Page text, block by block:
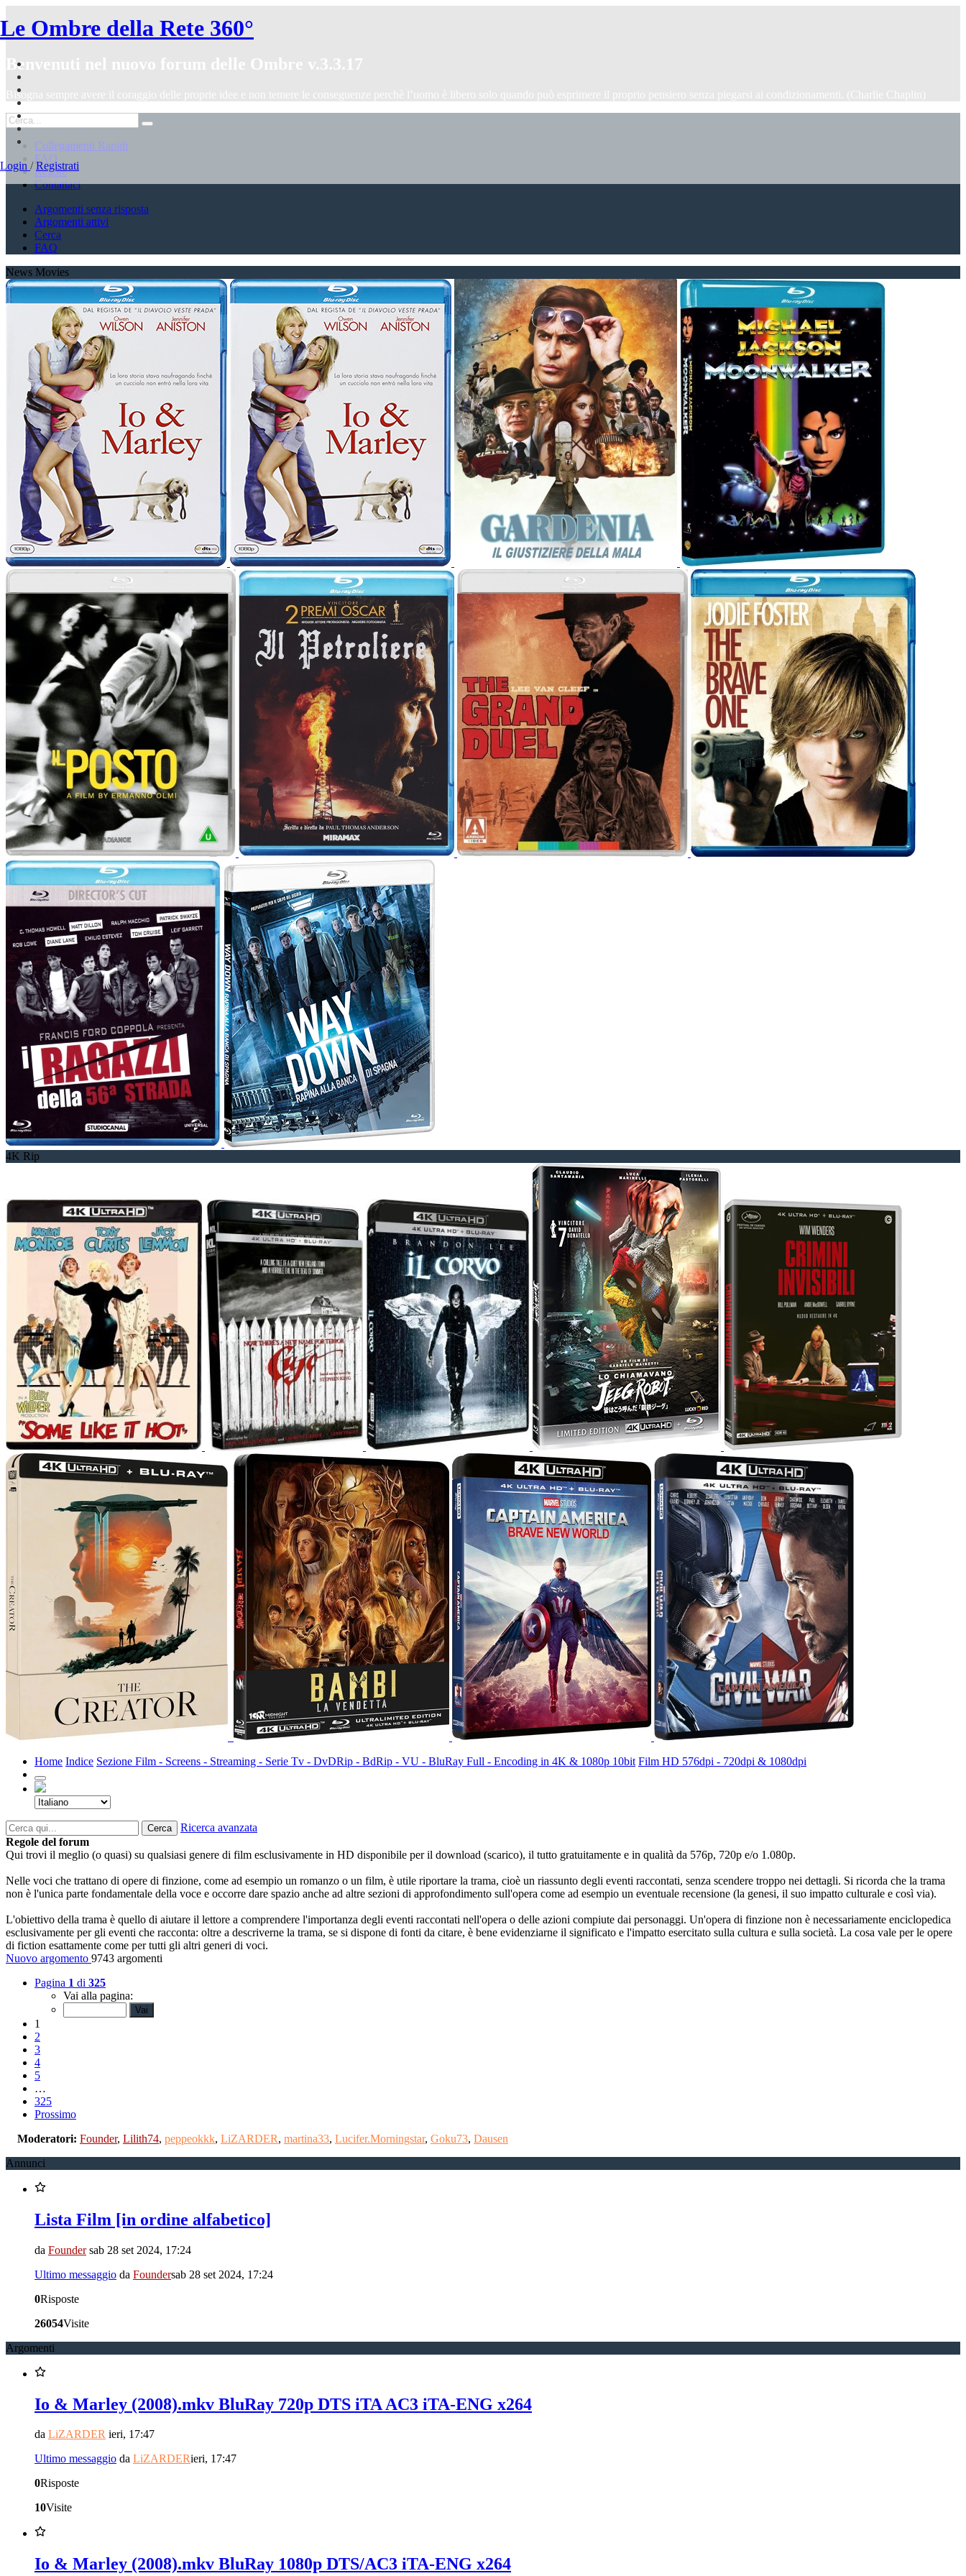
Le Ombre della Rete 360°
Login / Registrati
Benvenuti nel nuovo forum delle Ombre v.3.3.17
Bisogna sempre avere il coraggio delle proprie idee e non temere le conseguenze perchè l’uomo è libero solo quando può esprimere il proprio pensiero senza piegarsi ai condizionamenti. (Charlie Chaplin)
Collegamenti Rapidi
FAQ
Regole
Contattaci
Argomenti senza risposta
Argomenti attivi
Cerca
FAQ
News Movies
4K Rip
Home Indice Sezione Film - Screens - Streaming - Serie Tv - DvDRip - BdRip - VU - BluRay Full - Encoding in 4K & 1080p 10bit Film HD 576dpi - 720dpi & 1080dpi
Cerca
Ricerca avanzata
Regole del forum
Qui trovi il meglio (o quasi) su qualsiasi genere di film esclusivamente in HD disponibile per il download (scarico), il tutto gratuitamente e in qualità da 576p, 720p e/o 1.080p.
Nelle voci che trattano di opere di finzione, come ad esempio un romanzo o un film, è utile riportare la trama, cioè un riassunto degli eventi raccontati, senza scendere troppo nei dettagli. Si ricorda che la trama
non è l'unica parte fondamentale della voce e occorre dare spazio anche ad altre sezioni di approfondimento sull'opera come ad esempio un eventuale recensione (la genesi, il suo impatto culturale e così via).
L'obiettivo della trama è quello di aiutare il lettore a comprendere l'importanza degli eventi raccontati nell'opera o delle azioni compiute dai personaggi. Un'opera di finzione non è necessariamente enciclopedica
esclusivamente per gli eventi che racconta: oltre a descriverne la trama, se si dispone di fonti da citare, è bene evidenziarne il significato e l'impatto esercitato sulla cultura e sulla società. La cosa vale per le opere
di fiction esattamente come per tutti gli altri generi di voci.
Nuovo argomento 9743 argomenti
Pagina 1 di 325
Vai alla pagina:
1
2
3
4
5
…
325
Prossimo
Moderatori: Founder, Lilith74, peppeokkk, LiZARDER, martina33, Lucifer.Morningstar, Goku73, Dausen
Annunci
Lista Film [in ordine alfabetico]
da Founder sab 28 set 2024, 17:24
Ultimo messaggio da Foundersab 28 set 2024, 17:24
0Risposte
26054Visite
Argomenti
Io & Marley (2008).mkv BluRay 720p DTS iTA AC3 iTA-ENG x264
da LiZARDER ieri, 17:47
Ultimo messaggio da LiZARDERieri, 17:47
0Risposte
10Visite
Io & Marley (2008).mkv BluRay 1080p DTS/AC3 iTA-ENG x264